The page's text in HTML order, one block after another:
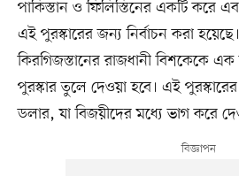
পাকিস্তান ও ফিলিস্তিনের একটি করে
এই পুরস্কারের জন্য নির্বাচন করা
কিরগিজস্তানের রাজধানী বিশকেকে এক
পুরস্কার তুলে দেওয়া হবে। এই
ডলার, যা বিজয়ীদের মধ্যে ভাগ করে